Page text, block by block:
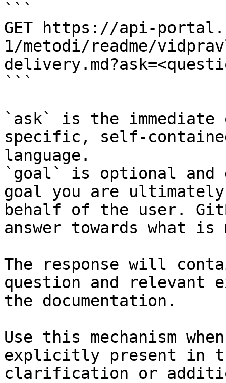
```
GET https://api-
1/metodi/readme/
```
`ask` is the
specific, self-
language.
`goal` is optional and
goal you are
behalf of the user.
answer towards what
The response will
question and relevant
the documentation.
Use this mechanism
explicitly present in
clarification or